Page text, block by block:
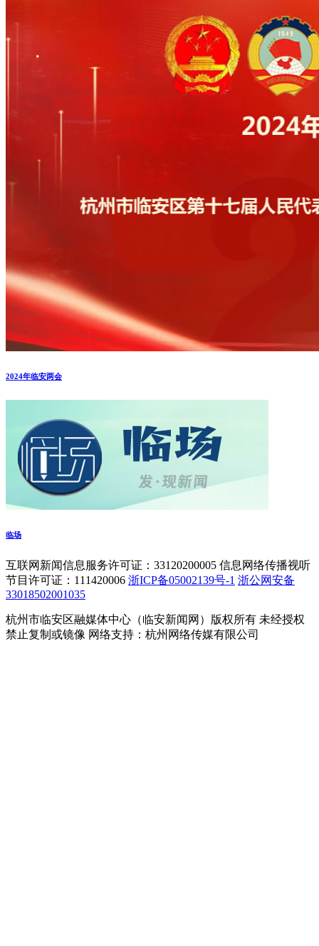
2024年临安两会
临场
互联网新闻信息服务许可证：33120200005 信息网络传播视听
节目许可证：111420006 浙ICP备05002139号-1 浙公网安备
33018502001035
杭州市临安区融媒体中心（临安新闻网）版权所有 未经授权
禁止复制或镜像 网络支持：杭州网络传媒有限公司